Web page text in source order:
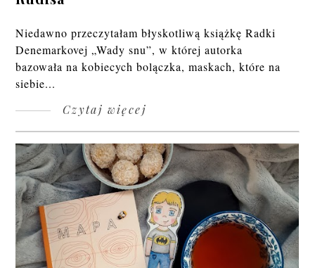
Niedawno przeczytałam błyskotliwą książkę Radki
Denemarkovej „Wady snu”, w której autorka
bazowała na kobiecych bolączka, maskach, które na
siebie...
Czytaj więcej